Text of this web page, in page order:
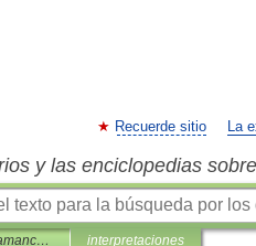
Recuerde sitio La
y las enciclopedias
Diccionario Salamanca de la Lengua Española interpretaciones